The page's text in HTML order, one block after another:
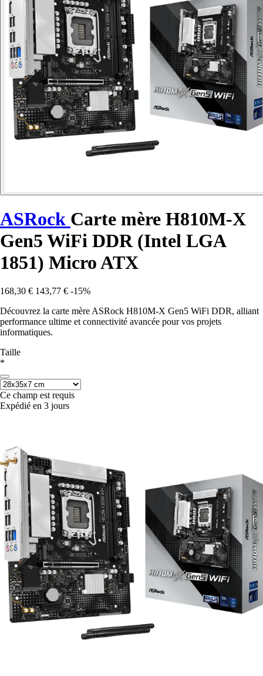
ASRock Carte mère H810M-X
Gen5 WiFi DDR (Intel LGA
1851) Micro ATX
168,30 € 143,77 € -15%
Découvrez la carte mère ASRock H810M-X Gen5 WiFi DDR, alliant
performance ultime et connectivité avancée pour vos projets
informatiques.
Taille
*
Ce champ est requis
Expédié en 3 jours